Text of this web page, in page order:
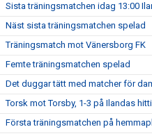
Sista träningsmatchen idag 13:00
Näst sista träningsmatchen spelad
Träningsmatch mot Vänersborg FK
Femte träningsmatchen spelad
Det duggar tätt med matcher för
Torsk mot Torsby, 1-3 på Ilandas
Första träningsmatchen på